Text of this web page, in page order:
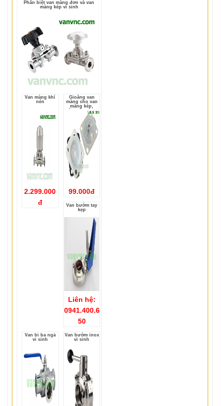
Phân biệt van màng đơn và van
màng kép vi sinh
Van màng khí
nén
2.299.000
đ
Gioăng van
màng cho van
màng kép,
màng đơn inox
vi sinh
99.000đ
Van bướm tay
kẹp
Liên hệ:
0941.400.6
50
Van bi ba ngả
vi sinh
Van bướm inox
vi sinh